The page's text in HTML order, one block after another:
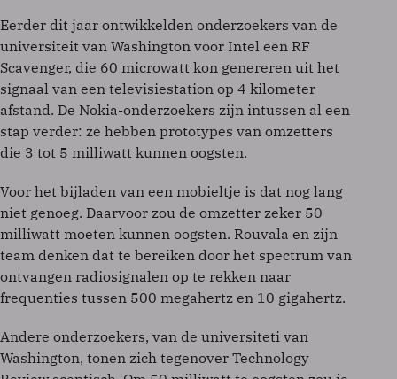
Eerder dit jaar ontwikkelden onderzoekers van de
universiteit van Washington voor Intel een RF
Scavenger, die 60 microwatt kon genereren uit het
signaal van een televisiestation op 4 kilometer
afstand. De Nokia-onderzoekers zijn intussen al een
stap verder: ze hebben prototypes van omzetters
die 3 tot 5 milliwatt kunnen oogsten.
Voor het bijladen van een mobieltje is dat nog lang
niet genoeg. Daarvoor zou de omzetter zeker 50
milliwatt moeten kunnen oogsten. Rouvala en zijn
team denken dat te bereiken door het spectrum van
ontvangen radiosignalen op te rekken naar
frequenties tussen 500 megahertz en 10 gigahertz.
Andere onderzoekers, van de universiteti van
Washington, tonen zich tegenover Technology